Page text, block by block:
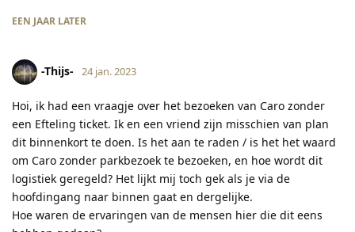
EEN JAAR LATER
-Thijs- 24 jan. 2023
Hoi, ik had een vraagje over het bezoeken van Caro zonder
een Efteling ticket. Ik en een vriend zijn misschien van plan
dit binnenkort te doen. Is het aan te raden / is het het waard
om Caro zonder parkbezoek te bezoeken, en hoe wordt dit
logistiek geregeld? Het lijkt mij toch gek als je via de
hoofdingang naar binnen gaat en dergelijke.
Hoe waren de ervaringen van de mensen hier die dit eens